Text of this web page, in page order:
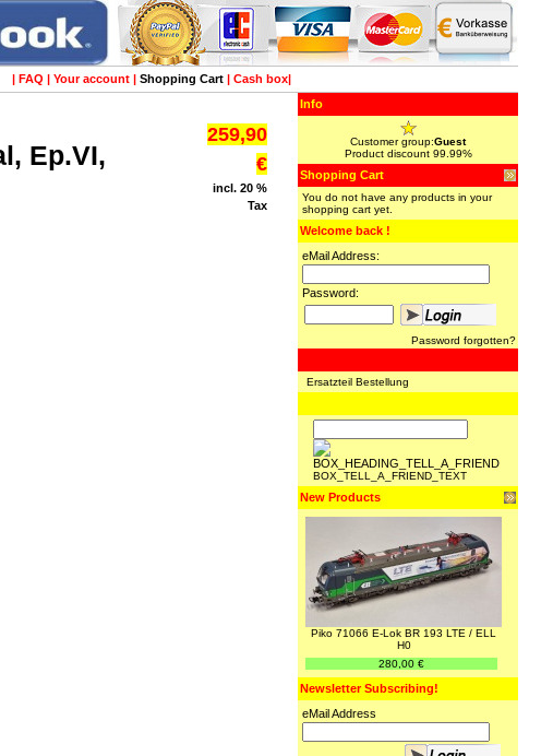
| FAQ | Your account| Shopping Cart| Cash box|
Ep.VI,
259,90
€
incl. 20 %
Tax
Info
Customer group:Guest
Product discount 99.99%
Shopping Cart
You do not have any products in your
shopping cart yet.
Welcome back !
eMail Address:
Password:
Password forgotten?
Ersatzteil Bestellung
BOX_TELL_A_FRIEND_TEXT
New Products
Piko 71066 E-Lok BR 193 LTE / ELL
H0
280,00 €
Newsletter Subscribing!
eMail Address